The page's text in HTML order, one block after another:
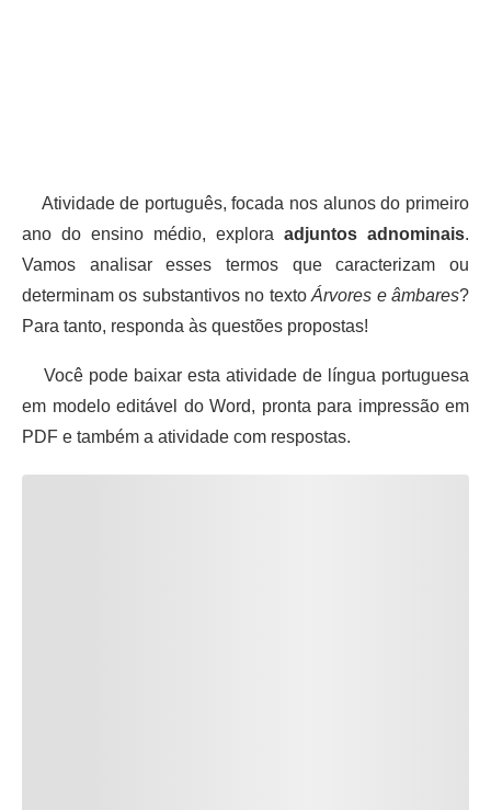
Atividade de português, focada nos alunos do primeiro
ano do ensino médio, explora adjuntos adnominais.
Vamos analisar esses termos que caracterizam ou
determinam os substantivos no textoÁrvores e âmbares?
Para tanto, responda às questões propostas!
Você pode baixar esta atividade de língua portuguesa
em modelo editável do Word, pronta para impressão em
PDF e também a atividade com respostas.